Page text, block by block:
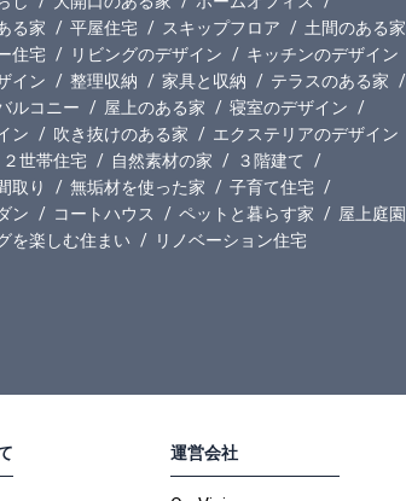
る家
平屋住宅 スキップフロア
土間のある家
住宅
リビングのデザイン
キッチンのデザイン
イン
整理収納 家具と収納
テラスのある家
ルコニー
屋上のある家
寝室のデザイン
ン
吹き抜けのある家
エクステリアのデザイン
２世帯住宅 自然素材の家
３階建て
取り
無垢材を使った家
子育て住宅
ン
コートハウス ペットと暮らす家
屋上庭園
を楽しむ住まい
リノベーション住宅
運営会社